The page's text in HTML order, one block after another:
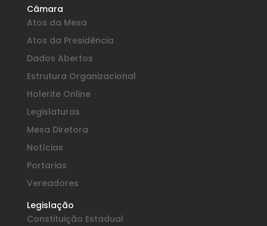
Câmara
Atos da Mesa
Atos da Presidência
Dados Abertos
Estrutura Organizacional
Holerite Online
Legislaturas
Mesa Diretora
Notícias
Portarias
Vereadores
Legislação
Constituição Estadual